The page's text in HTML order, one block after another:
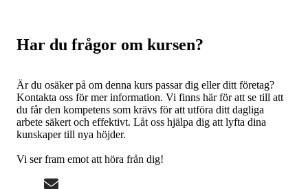
Har du frågor om kursen?
Är du osäker på om denna kurs passar dig eller ditt företag?
Kontakta oss för mer information. Vi finns här för att se till att
du får den kompetens som krävs för att utföra ditt dagliga
arbete säkert och effektivt. Låt oss hjälpa dig att lyfta dina
kunskaper till nya höjder.
Vi ser fram emot att höra från dig!